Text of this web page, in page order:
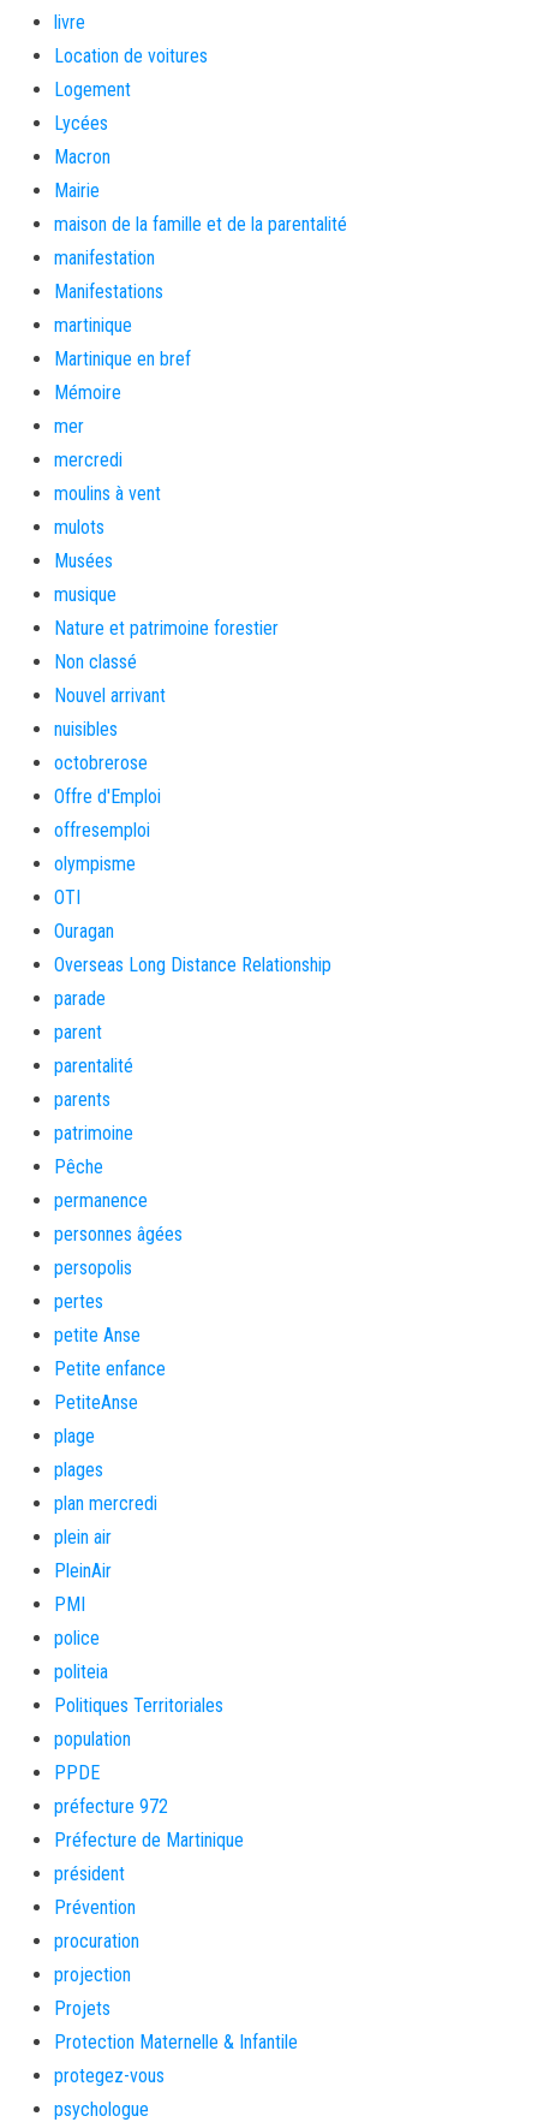
livre
Location de voitures
Logement
Lycées
Macron
Mairie
maison de la famille et de la parentalité
manifestation
Manifestations
martinique
Martinique en bref
Mémoire
mer
mercredi
moulins à vent
mulots
Musées
musique
Nature et patrimoine forestier
Non classé
Nouvel arrivant
nuisibles
octobrerose
Offre d'Emploi
offresemploi
olympisme
OTI
Ouragan
Overseas Long Distance Relationship
parade
parent
parentalité
parents
patrimoine
Pêche
permanence
personnes âgées
persopolis
pertes
petite Anse
Petite enfance
PetiteAnse
plage
plages
plan mercredi
plein air
PleinAir
PMI
police
politeia
Politiques Territoriales
population
PPDE
préfecture 972
Préfecture de Martinique
président
Prévention
procuration
projection
Projets
Protection Maternelle & Infantile
protegez-vous
psychologue